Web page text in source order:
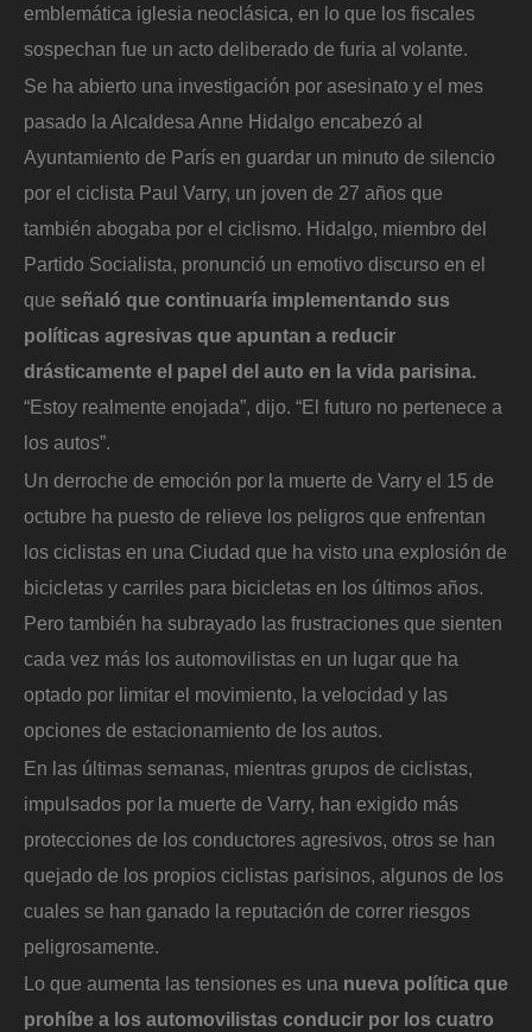
emblemática iglesia neoclásica, en lo que los fiscales
sospechan fue un acto deliberado de furia al volante.
Se ha abierto una investigación por asesinato y el mes
pasado la Alcaldesa Anne Hidalgo encabezó al
Ayuntamiento de París en guardar un minuto de silencio
por el ciclista Paul Varry, un joven de 27 años que
también abogaba por el ciclismo. Hidalgo, miembro del
Partido Socialista, pronunció un emotivo discurso en el
que señaló que continuaría implementando sus
políticas agresivas que apuntan a reducir
drásticamente el papel del auto en la vida parisina.
“Estoy realmente enojada”, dijo. “El futuro no pertenece a
los autos”.
Un derroche de emoción por la muerte de Varry el 15 de
octubre ha puesto de relieve los peligros que enfrentan
los ciclistas en una Ciudad que ha visto una explosión de
bicicletas y carriles para bicicletas en los últimos años.
Pero también ha subrayado las frustraciones que sienten
cada vez más los automovilistas en un lugar que ha
optado por limitar el movimiento, la velocidad y las
opciones de estacionamiento de los autos.
En las últimas semanas, mientras grupos de ciclistas,
impulsados por la muerte de Varry, han exigido más
protecciones de los conductores agresivos, otros se han
quejado de los propios ciclistas parisinos, algunos de los
cuales se han ganado la reputación de correr riesgos
peligrosamente.
Lo que aumenta las tensiones es una nueva política que
prohíbe a los automovilistas conducir por los cuatro